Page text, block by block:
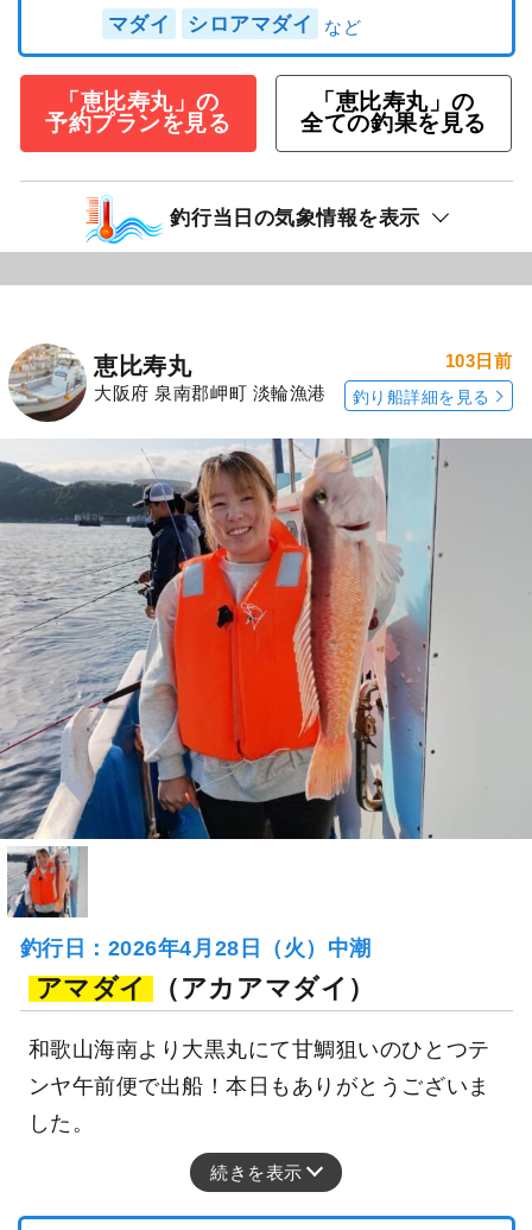
マダイ シロアマダイ
「恵比寿丸」の
予約プランを見る
「恵比寿丸」の
全ての釣果を見る
釣行当日の気象情報を表示
恵比寿丸
大阪府 泉南郡岬町 淡輪漁港
103日前
釣り船詳細を見る
釣行日：2026年4月28日（火）中潮
アマダイ （アカアマダイ）
和歌山海南より大黒丸にて甘鯛狙いのひとつテ
ンヤ午前便で出船！本日もありがとうございま
した。
続きを表示